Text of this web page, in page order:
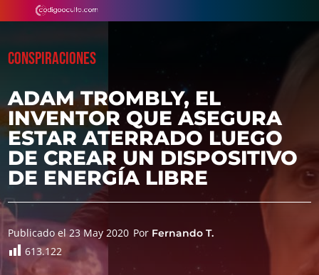
CONSPIRACIONES
ADAM TROMBLY, EL
INVENTOR QUE ASEGURA
ESTAR ATERRADO LUEGO
DE CREAR UN DISPOSITIVO
DE ENERGÍA LIBRE
Publicado el 23 May 2020 Por Fernando T.
613.122